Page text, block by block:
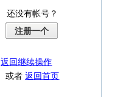
还没有帐号？
注册一个
返回继续操作
或者返回首页